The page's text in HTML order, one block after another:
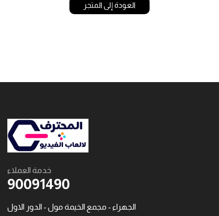
العودة إلى المتجر
خدمة العملاء
90091490
الجهراء - مجمع الخيمة مول - الدور الاول